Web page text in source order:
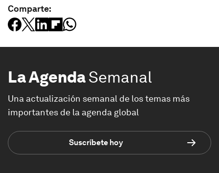
Comparte:
La AgendaSemanal
Una actualización semanal de los temas más
importantes de la agenda global
Suscríbete hoy